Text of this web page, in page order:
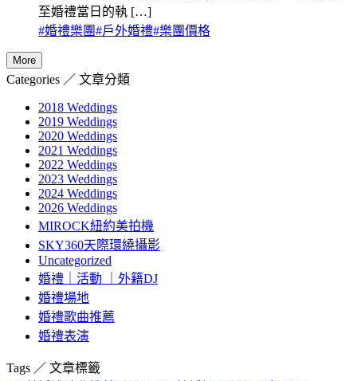
至婚禮當日的執 […]
#婚禮樂團#戶外婚禮#樂團價格
More
Categories ／ 文章分類
2018 Weddings
2019 Weddings
2020 Weddings
2021 Weddings
2022 Weddings
2023 Weddings
2024 Weddings
2026 Weddings
MIROCK紐約美拍機
SKY360天際環繞攝影
Uncategorized
婚禮｜活動 ｜外籍DJ
婚禮場地
婚禮歌曲推薦
婚禮表演
Tags ／ 文章標籤